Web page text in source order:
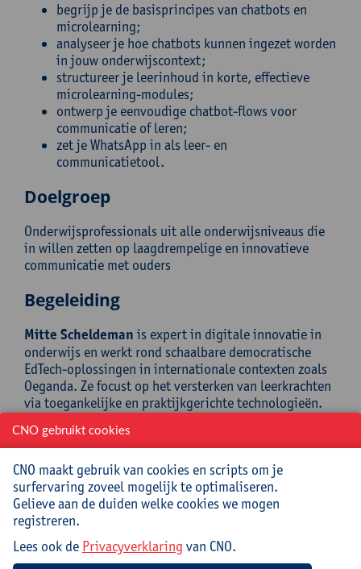
begrijp je de basisprincipes van chatbots en
microlearning;
analyseer je hoe chatbots kunnen ingezet worden
in jouw onderwijscontext;
structureer je leerinhoud in korte, effectieve
microlearning-modules;
ontwerp je eenvoudige chatbot-flows voor
communicatie of leren;
zet je WhatsApp in als leer- en
communicatietool.
Doelgroep
Onderwijsprofessionals uit alle onderwijsniveaus die
in willen zetten op laagdrempelige en innovatieve
communicatie met ouders
Begeleiding
Mitte Scheldeman is expert in digitale innovatie in
onderwijs en werkt rond schaalbare democratische
EdTech-oplossingen in internationale contexten zoals
Oeganda. Ze focust op het versterken van leerkrachten
via toegankelijke en praktijkgerichte technologieën.
onderwijstechnologie.
Praktisch
Cursuscode: 26/OND/244A
Cursusmateriaal inbegrepen
CNO gebruikt cookies
CNO maakt gebruik van cookies en scripts om je
surfervaring zoveel mogelijk te optimaliseren.
Gelieve aan de duiden welke cookies we mogen
registreren.
Lees ook de Privacyverklaring van CNO.